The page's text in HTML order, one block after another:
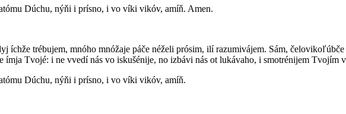
Dúchu, nýňi i prísno, i vo víki vikóv, amíň. Amen.
trébujem, mnóho mnóžaje páče néželi prósim, ilí razumivájem. Sám,
Tvojé: i ne vvedí nás vo iskušénije, no izbávi nás ot lukávaho, i smotrénijem Tvojím
Dúchu, nýňi i prísno, i vo víki vikóv, amíň.